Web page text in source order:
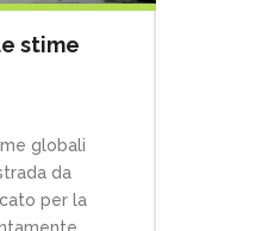
stime
globali
da
per la